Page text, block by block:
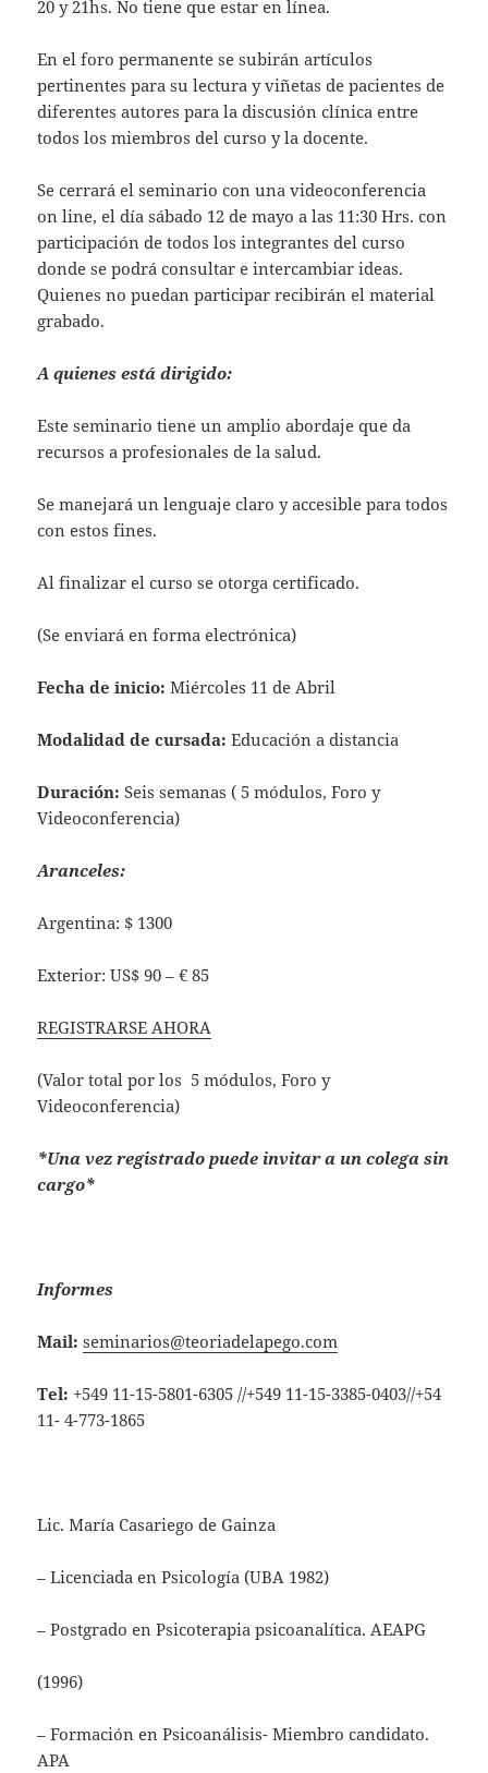
20 y 21hs. No tiene que estar en línea.
En el foro permanente se subirán artículos
pertinentes para su lectura y viñetas de pacientes de
diferentes autores para la discusión clínica entre
todos los miembros del curso y la docente.
Se cerrará el seminario con una videoconferencia
on line, el día sábado 12 de mayo a las 11:30 Hrs. con
participación de todos los integrantes del curso
donde se podrá consultar e intercambiar ideas.
Quienes no puedan participar recibirán el material
grabado.
A quienes está dirigido:
Este seminario tiene un amplio abordaje que da
recursos a profesionales de la salud.
Se manejará un lenguaje claro y accesible para todos
con estos fines.
Al finalizar el curso se otorga certificado.
(Se enviará en forma electrónica)
Fecha de inicio: Miércoles 11 de Abril
Modalidad de cursada: Educación a distancia
Duración: Seis semanas ( 5 módulos, Foro y
Videoconferencia)
Aranceles:
Argentina: $ 1300
Exterior: US$ 90 – € 85
REGISTRARSE AHORA
(Valor total por los 5 módulos, Foro y
Videoconferencia)
*Una vez registrado puede invitar a un colega sin
cargo*
Informes
Mail: seminarios@teoriadelapego.com
Tel: +549 11-15-5801-6305 //+549 11-15-3385-0403//+54
11- 4-773-1865
Lic. María Casariego de Gainza
– Licenciada en Psicología (UBA 1982)
– Postgrado en Psicoterapia psicoanalítica. AEAPG
(1996)
– Formación en Psicoanálisis- Miembro candidato.
APA